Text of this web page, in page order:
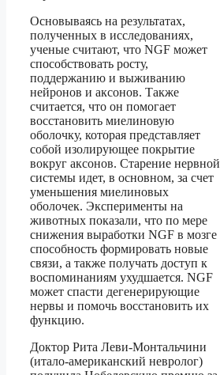
Основываясь на результатах,
полученных в исследованиях,
ученые считают, что NGF может
способствовать росту,
поддержанию и выживанию
нейронов и аксонов. Также
считается, что он помогает
восстановить миелиновую
оболочку, которая представляет
собой изолирующее покрытие
вокруг аксонов. Старение нервной
системы идет, в основном, за счет
уменьшения миелиновых
оболочек. Эксперименты на
животных показали, что по мере
снижения выработки NGF в мозге
способность формировать новые
связи, а также получать доступ к
воспоминаниям ухудшается. NGF
может спасти дегенерирующие
нервы и помочь восстановить их
функцию.
Доктор Рита Леви-Монтальчини
(итало-американский невролог)